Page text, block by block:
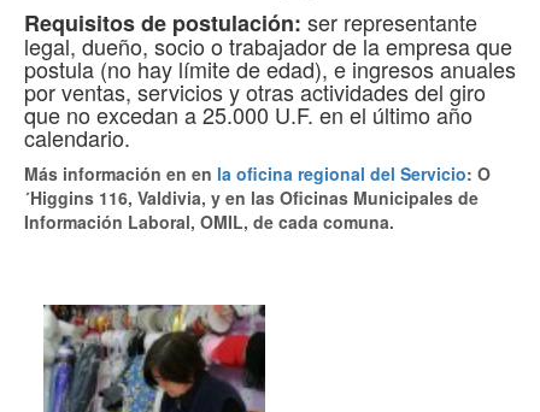
Requisitos de postulación: ser representante
legal, dueño, socio o trabajador de la empresa que
postula (no hay límite de edad), e ingresos anuales
por ventas, servicios y otras actividades del giro
que no excedan a 25.000 U.F. en el último año
calendario.
Más información en en la oficina regional del Servicio: O
´Higgins 116, Valdivia, y en las Oficinas Municipales de
Información Laboral, OMIL, de cada comuna.